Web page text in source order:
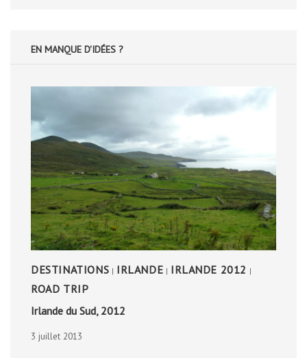
EN MANQUE D'IDÉES ?
DESTINATIONS | IRLANDE | IRLANDE 2012 |
ROAD TRIP
Irlande du Sud, 2012
3 juillet 2013